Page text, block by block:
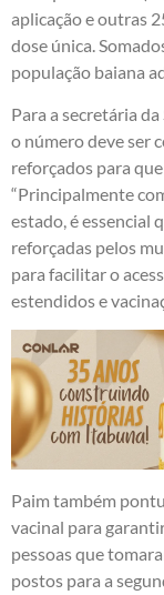
aplicação e outras
dose única.
população baiana
Para a secretária
o número deve ser
reforçados para
“Principalmente
estado, é essencial
reforçadas pelos
para facilitar o
estendidos e
Paim também
vacinal para
pessoas que
postos para a